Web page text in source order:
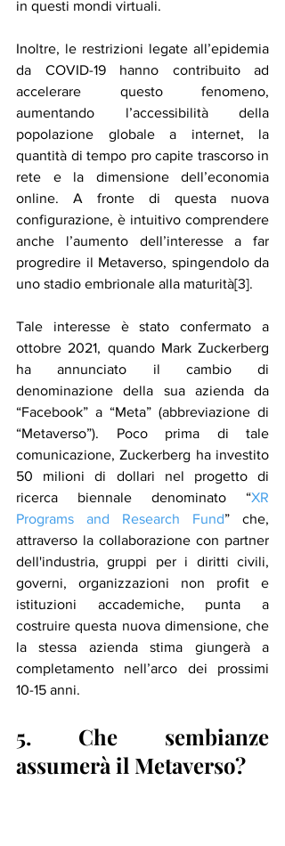
in questi mondi virtuali.
Inoltre, le restrizioni legate all’epidemia
da COVID-19 hanno contribuito ad
accelerare questo fenomeno,
aumentando l’accessibilità della
popolazione globale a internet, la
quantità di tempo pro capite trascorso in
rete e la dimensione dell’economia
online. A fronte di questa nuova
configurazione, è intuitivo comprendere
anche l’aumento dell’interesse a far
progredire il Metaverso, spingendolo da
uno stadio embrionale alla maturità[3].
Tale interesse è stato confermato a
ottobre 2021, quando Mark Zuckerberg
ha annunciato il cambio di
denominazione della sua azienda da
“Facebook” a “Meta” (abbreviazione di
“Metaverso”). Poco prima di tale
comunicazione, Zuckerberg ha investito
50 milioni di dollari nel progetto di
ricerca biennale denominato “XR
Programs and Research Fund” che,
attraverso la collaborazione con partner
dell'industria, gruppi per i diritti civili,
governi, organizzazioni non profit e
istituzioni accademiche, punta a
costruire questa nuova dimensione, che
la stessa azienda stima giungerà a
completamento nell’arco dei prossimi
10-15 anni.
5. Che sembianze
assumerà il Metaverso?